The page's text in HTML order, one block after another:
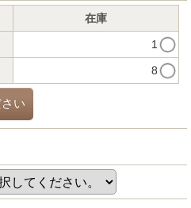
在庫
1
8
い